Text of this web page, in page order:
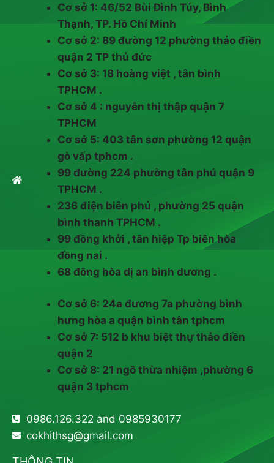
Cơ sở 1: 46/52 Bùi Đình Túy, Bình
Thạnh, TP. Hồ Chí Minh
Cơ sở 2: 89 đường 12 phường thảo điền
quận 2 TP thủ đức
Cơ sở 3: 18 hoàng việt , tân bình
TPHCM .
Cơ sở 4 : nguyễn thị thập quận 7
TPHCM
Cơ sở 5: 403 tân sơn phường 12 quận
gò vấp tphcm .
99 đường 224 phường tân phú quận 9
TPHCM .
236 điện biên phủ , phường 25 quận
bình thanh TPHCM .
99 đồng khởi , tân hiệp Tp biên hòa
đồng nai .
68 đông hòa dị an bình dương .
Cơ sở 6: 24a đương 7a phường bình
hưng hòa a quận bình tân tphcm
Cơ sở 7: 512 b khu biệt thự thảo điền
quận 2
Cơ sở 8: 21 ngô thừa nhiệm ,phường 6
quận 3 tphcm
0986.126.322 and 0985930177
cokhithsg@gmail.com